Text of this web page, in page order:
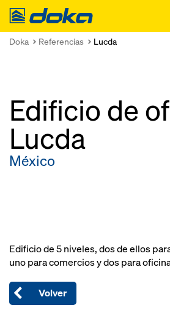
Doka
Doka Referencias Lucda
Edificio de
Lucda
México
Edificio de 5 niveles, dos de ellos
uno para comercios y dos para
Volver